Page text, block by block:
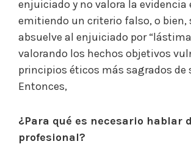
enjuiciado y no valora la evidencia
emitiendo un criterio falso, o bien,
absuelve al enjuiciado por
valorando los hechos objetivos
principios éticos más sagrados de
Entonces,
¿Para qué es necesario hablar
profesional?